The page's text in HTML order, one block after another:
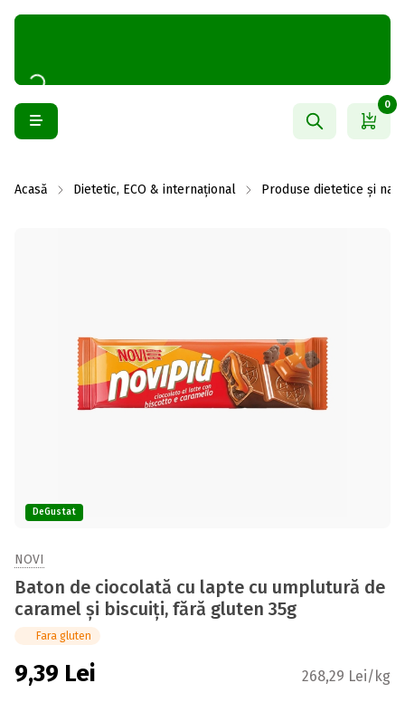
0
Acasă Dietetic, ECO & internațional Produse dietetice și
DeGustat
NOVI
Baton de ciocolată cu lapte cu umplutură de
caramel și biscuiți, fără gluten 35g
Fara gluten
9,39 Lei 268,29 Lei/kg